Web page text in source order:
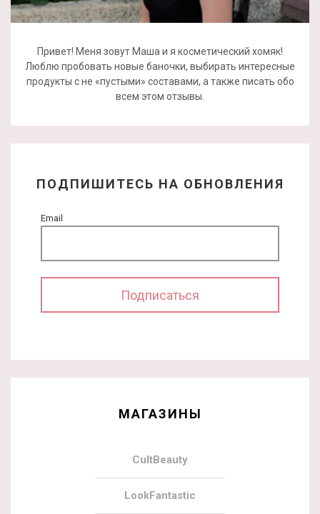
Привет! Меня зовут Маша и я косметический хомяк!
Люблю пробовать новые баночки, выбирать интересные
продукты с не «пустыми» составами, а также писать обо
всем этом отзывы.
ПОДПИШИТЕСЬ НА ОБНОВЛЕНИЯ
Email
МАГАЗИНЫ
CultBeauty
LookFantastic